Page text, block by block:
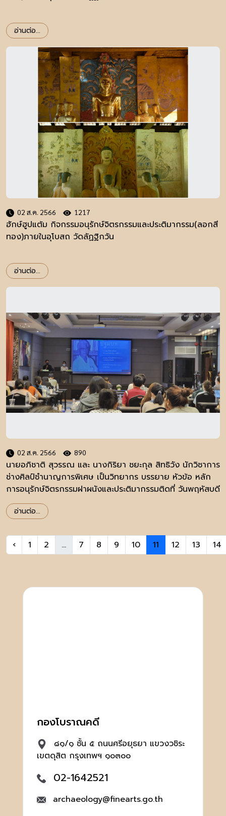
อ่านต่อ...
02 ส.ค. 2566 1217
ฮักษ์ฮูปแต้ม กิจกรรมอนุรักษ์จิตรกรรมและประติมากรรม(ลอกสี
ทอง)ภายในอุโบสถ วัดลัฏฐิกวัน
อ่านต่อ...
02 ส.ค. 2566 890
นายอภิชาติ สุวรรณ และ นางกิริยา ชยะกุล สิทธิวัง นักวิชาการ
ช่างศิลป์ชำนาญการพิเศษ เป็นวิทยากร บรรยาย หัวข้อ หลัก
การอนุรักษ์จิตรกรรมฝาผนังและประติมากรรมติดที่ วันพฤหัสบดี
ที่ ๑๓ กรกฎาคม ๒๕๖๖
อ่านต่อ...
‹ 1 2 ... 7 8 9 10 11 12 13 14
กองโบราณคดี
๘๑/๑ ชั้น ๕ ถนนศรีอยุธยา แขวงวชิระ
เขตดุสิต กรุงเทพฯ ๑๐๓๐๐
02-1642521
archaeology@finearts.go.th